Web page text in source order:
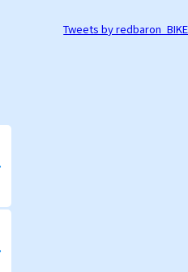
Tweets by redbaron_BIKE